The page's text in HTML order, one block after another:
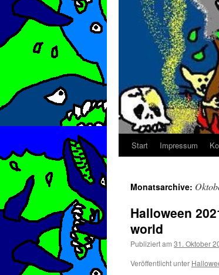
Zum
springen
Start Impressum
Monatsarchive:
Halloween
world
Publiziert am 31. Oktober
Veröffentlicht unter